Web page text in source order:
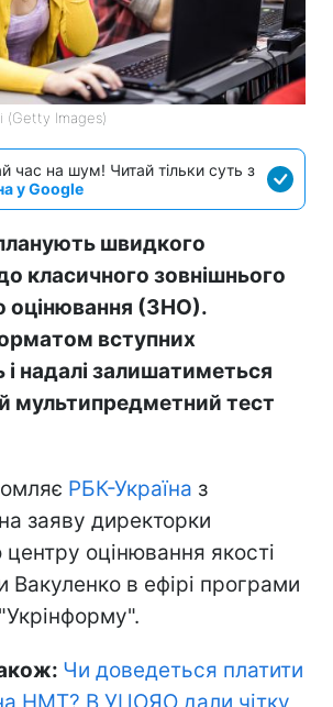
(Getty Images)
час на шум! Читай тільки суть з
у Google
швидкого
класичного зовнішнього
оцінювання (ЗНО).
вступних
надалі залишатиметься
мультипредметний тест
РБК-Україна з
заяву директорки
центру оцінювання якості
Вакуленко в ефірі програми
"Укрінформу".
Чи доведеться платити
НМТ? В УЦОЯО дали чітку